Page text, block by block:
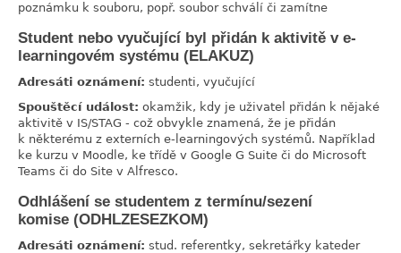
poznámku k souboru, popř. soubor schválí či zamítne
Student nebo vyučující byl přidán k aktivitě v e-
learningovém systému (ELAKUZ)
Adresáti oznámení: studenti, vyučující
Spouštěcí událost: okamžik, kdy je uživatel přidán k nějaké
aktivitě v IS/STAG - což obvykle znamená, že je přidán
k některému z externích e-learningových systémů. Například
ke kurzu v Moodle, ke třídě v Google G Suite či do Microsoft
Teams či do Site v Alfresco.
Odhlášení se studentem z termínu/sezení
komise (ODHLZESEZKOM)
Adresáti oznámení: stud. referentky, sekretářky kateder